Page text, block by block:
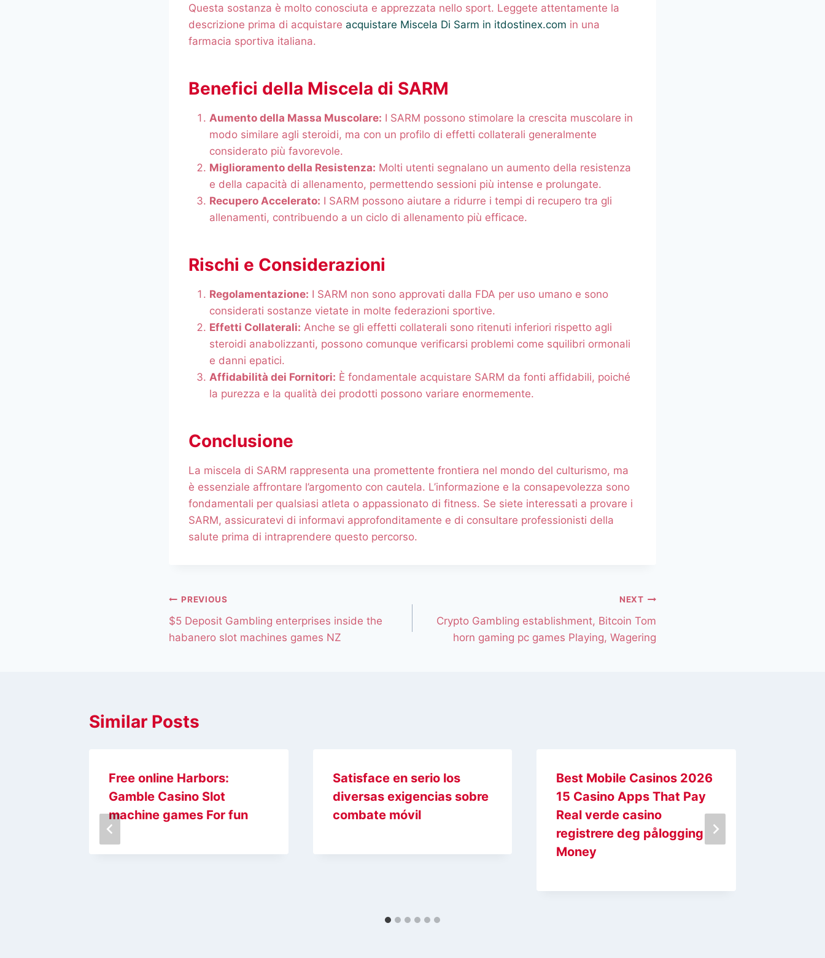
Questa sostanza è molto conosciuta e apprezzata nello sport. Leggete attentamente la
descrizione prima di acquistare acquistare Miscela Di Sarm in itdostinex.com in una
farmacia sportiva italiana.
Benefici della Miscela di SARM
Aumento della Massa Muscolare: I SARM possono stimolare la crescita muscolare in
modo similare agli steroidi, ma con un profilo di effetti collaterali generalmente
considerato più favorevole.
Miglioramento della Resistenza: Molti utenti segnalano un aumento della resistenza
e della capacità di allenamento, permettendo sessioni più intense e prolungate.
Recupero Accelerato: I SARM possono aiutare a ridurre i tempi di recupero tra gli
allenamenti, contribuendo a un ciclo di allenamento più efficace.
Rischi e Considerazioni
Regolamentazione: I SARM non sono approvati dalla FDA per uso umano e sono
considerati sostanze vietate in molte federazioni sportive.
Effetti Collaterali: Anche se gli effetti collaterali sono ritenuti inferiori rispetto agli
steroidi anabolizzanti, possono comunque verificarsi problemi come squilibri ormonali
e danni epatici.
Affidabilità dei Fornitori: È fondamentale acquistare SARM da fonti affidabili, poiché
la purezza e la qualità dei prodotti possono variare enormemente.
Conclusione
La miscela di SARM rappresenta una promettente frontiera nel mondo del culturismo, ma
è essenziale affrontare l’argomento con cautela. L’informazione e la consapevolezza sono
fondamentali per qualsiasi atleta o appassionato di fitness. Se siete interessati a provare i
SARM, assicuratevi di informavi approfonditamente e di consultare professionisti della
salute prima di intraprendere questo percorso.
PREVIOUS
$5 Deposit Gambling enterprises inside the
habanero slot machines games NZ
NEXT
Crypto Gambling establishment, Bitcoin Tom
horn gaming pc games Playing, Wagering
Similar Posts
Free online Harbors:
Gamble Casino Slot
machine games For fun
Satisface en serio los
diversas exigencias sobre
combate móvil
Best Mobile Casinos 2026
15 Casino Apps That Pay
Real verde casino
registrere deg pålogging
Money